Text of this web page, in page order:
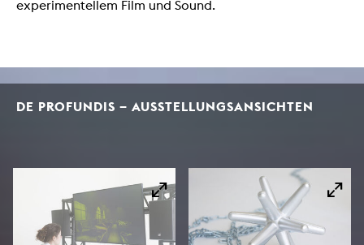
experimentellem Film und Sound.
DE PROFUNDIS – AUSSTELLUNGSANSICHTEN